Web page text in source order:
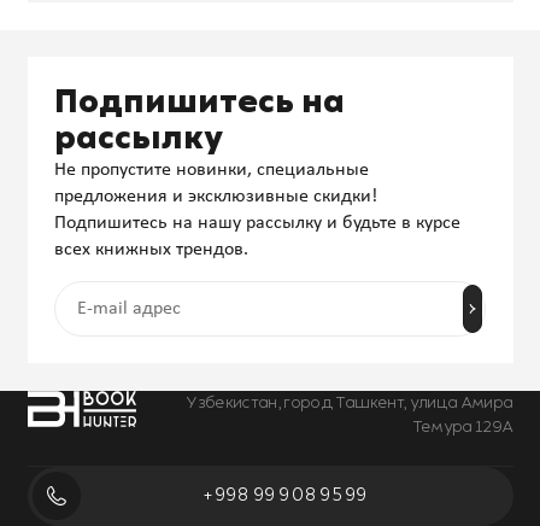
Узбекистан, город Ташкент, улица Амира
Темура 129А
+998 99 908 95 99
Подпишитесь на
рассылку
Не пропустите новинки, специальные
предложения и эксклюзивные скидки!
Подпишитесь на нашу рассылку и будьте в курсе
всех книжных трендов.